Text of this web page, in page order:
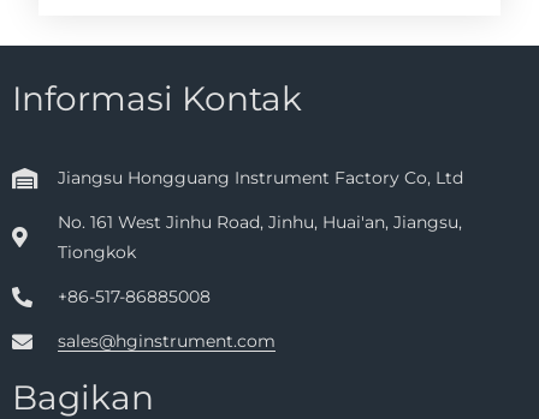
Informasi Kontak
Jiangsu Hongguang Instrument Factory Co, Ltd
No. 161 West Jinhu Road, Jinhu, Huai'an, Jiangsu,
Tiongkok
+86-517-86885008
sales@hginstrument.com
Bagikan